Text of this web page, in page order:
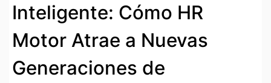
Inteligente: Cómo HR
Motor Atrae a Nuevas
Generaciones de